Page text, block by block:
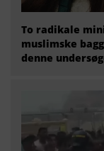
To radikale
muslimske
denne